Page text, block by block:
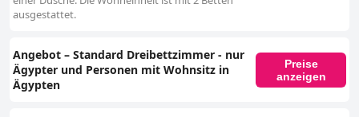
ausgestattet.
Angebot – Standard Dreibettzimmer - nur
Ägypter und Personen mit Wohnsitz in
Ägypten
Preise
anzeigen